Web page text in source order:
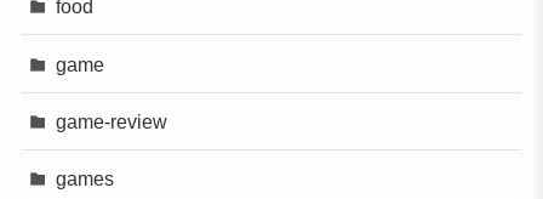
food
game
game-review
games